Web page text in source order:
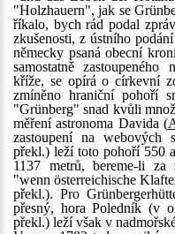
"Holzhauern", jak se
říkalo, bych rád podal
zkušenosti, z ústního
německy psaná obecní
samostatně
kříže, se opírá o církevní
zmíněno hraniční pohoří
"Grünberg" snad kvůli
měření astronoma Davida (
zastoupení na webových
překl.) leží toto pohoří 550
1137 metrů, bereme-li
"wenn österreichische
překl.). Pro
přesný, hora Poledník (v
překl.) leží však v